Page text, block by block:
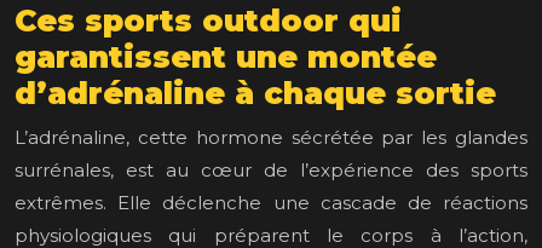
Ces sports outdoor qui
garantissent une montée
d’adrénaline à chaque sortie
L’adrénaline, cette hormone sécrétée par les glandes
surrénales, est au cœur de l’expérience des sports
extrêmes. Elle déclenche une cascade de réactions
physiologiques qui préparent le corps à l’action,